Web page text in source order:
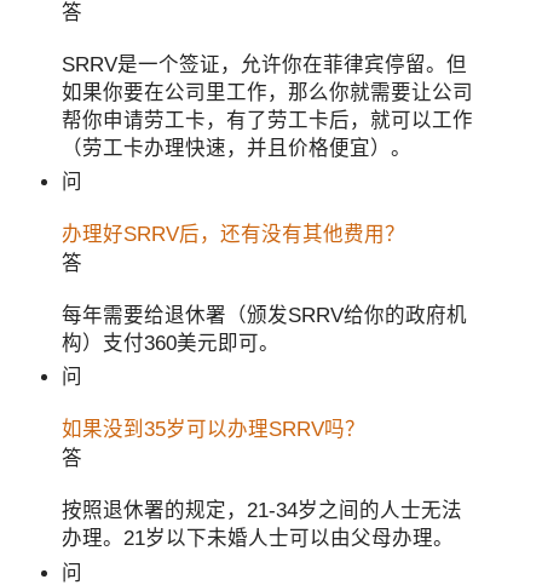
答
SRRV是一个签证，允许你在菲律宾停留。但
如果你要在公司里工作，那么你就需要让公司
帮你申请劳工卡，有了劳工卡后，就可以工作
（劳工卡办理快速，并且价格便宜）。
问
办理好SRRV后，还有没有其他费用？
答
每年需要给退休署（颁发SRRV给你的政府机
构）支付360美元即可。
问
如果没到35岁可以办理SRRV吗？
答
按照退休署的规定，21-34岁之间的人士无法
办理。21岁以下未婚人士可以由父母办理。
问